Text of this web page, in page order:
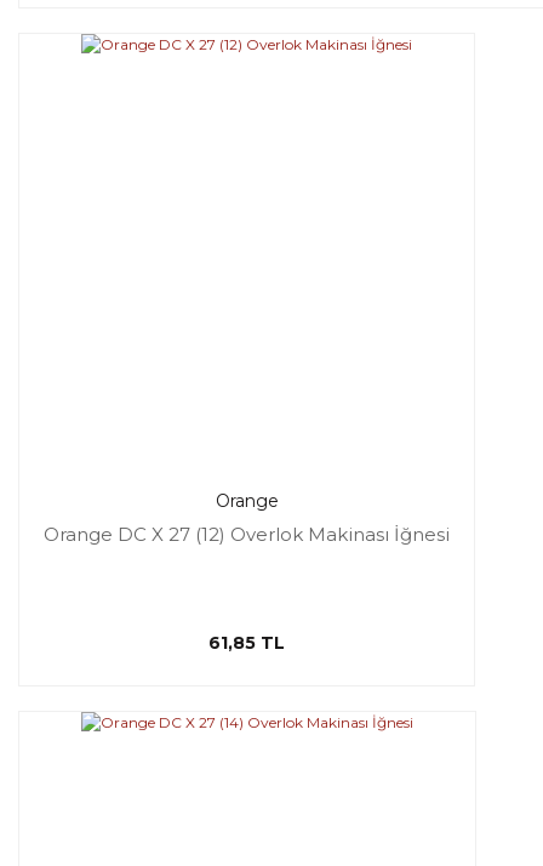
Orange
Orange DC X 27 (12) Overlok Makinası İğnesi
61,85 TL